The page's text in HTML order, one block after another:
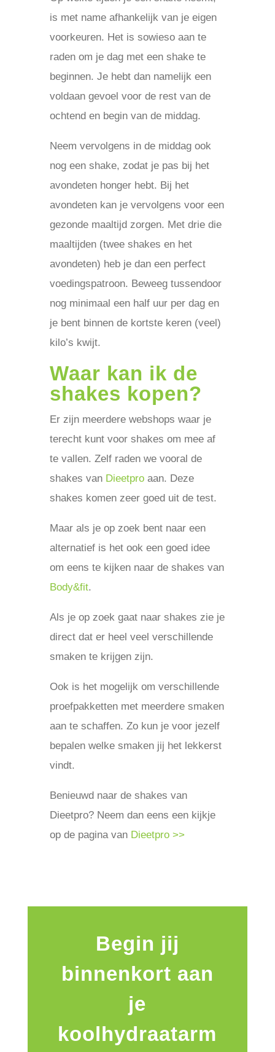
is met name afhankelijk van je eigen
voorkeuren. Het is sowieso aan te
raden om je dag met een shake te
beginnen. Je hebt dan namelijk een
voldaan gevoel voor de rest van de
ochtend en begin van de middag.
Neem vervolgens in de middag ook
nog een shake, zodat je pas bij het
avondeten honger hebt. Bij het
avondeten kan je vervolgens voor een
gezonde maaltijd zorgen. Met drie die
maaltijden (twee shakes en het
avondeten) heb je dan een perfect
voedingspatroon. Beweeg tussendoor
nog minimaal een half uur per dag en
je bent binnen de kortste keren (veel)
kilo’s kwijt.
Waar kan ik de
shakes kopen?
Er zijn meerdere webshops waar je
terecht kunt voor shakes om mee af
te vallen. Zelf raden we vooral de
shakes van Dieetproaan. Deze
shakes komen zeer goed uit de test.
Maar als je op zoek bent naar een
alternatief is het ook een goed idee
om eens te kijken naar de shakes van
Body&fit.
Als je op zoek gaat naar shakes zie je
direct dat er heel veel verschillende
smaken te krijgen zijn.
Ook is het mogelijk om verschillende
proefpakketten met meerdere smaken
aan te schaffen. Zo kun je voor jezelf
bepalen welke smaken jij het lekkerst
vindt.
Benieuwd naar de shakes van
Dieetpro? Neem dan eens een kijkje
op de pagina van Dieetpro >>
Begin jij
binnenkort aan
je
koolhydraatarm